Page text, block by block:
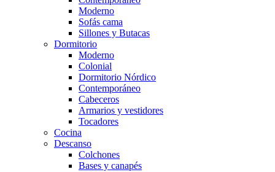
Moderno
Sofás cama
Sillones y Butacas
Dormitorio
Moderno
Colonial
Dormitorio Nórdico
Contemporáneo
Cabeceros
Armarios y vestidores
Tocadores
Cocina
Descanso
Colchones
Bases y canapés